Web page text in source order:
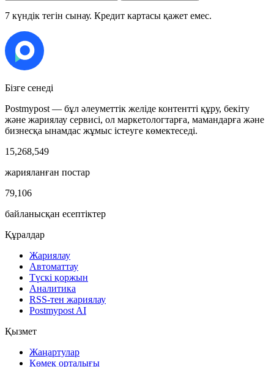
7 күндік тегін сынау. Кредит картасы қажет емес.
Бізге сенеді
Postmypost — бұл әлеуметтік желіде контентті құру, бекіту
және жариялау сервисі, ол маркетологтарға, мамандарға және
бизнесқа ынамдас жұмыс істеуге көмектеседі.
15,268,549
жарияланған постар
79,106
байланысқан есептіктер
Құралдар
Жариялау
Автоматтау
Түскі қоржын
Аналитика
RSS-тен жариялау
Postmypost AI
Қызмет
Жаңартулар
Көмек орталығы